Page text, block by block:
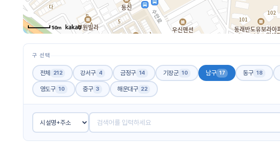
50m
구 선택
전체 212 강서구 4 금정구 14 기장군 10 남구 17 동구 18
영도구 10 중구 3 해운대구 22